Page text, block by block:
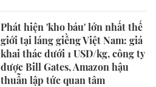
Phát hiện 'kho báu' lớn nhất thế
giới tại láng giềng Việt Nam: giá
khai thác dưới 1 USD/kg, công ty
được Bill Gates, Amazon hậu
thuẫn lập tức quan tâm